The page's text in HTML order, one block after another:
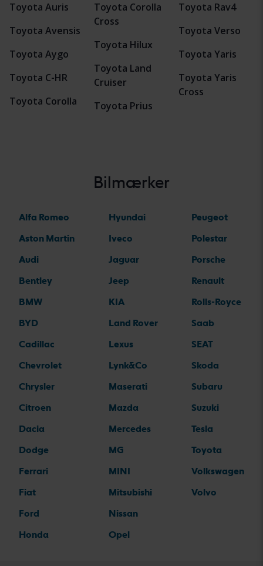
Toyota Auris
Toyota Avensis
Toyota Aygo
Toyota C-HR
Toyota Corolla
Toyota Corolla
Cross
Toyota Hilux
Toyota Land
Cruiser
Toyota Prius
Toyota Rav4
Toyota Verso
Toyota Yaris
Toyota Yaris
Cross
Bilmærker
Alfa Romeo
Aston Martin
Audi
Bentley
BMW
BYD
Cadillac
Chevrolet
Chrysler
Citroen
Dacia
Dodge
Ferrari
Fiat
Ford
Honda
Hyundai
Iveco
Jaguar
Jeep
KIA
Land Rover
Lexus
Lynk&Co
Maserati
Mazda
Mercedes
MG
MINI
Mitsubishi
Nissan
Opel
Peugeot
Polestar
Porsche
Renault
Rolls-Royce
Saab
SEAT
Skoda
Subaru
Suzuki
Tesla
Toyota
Volkswagen
Volvo